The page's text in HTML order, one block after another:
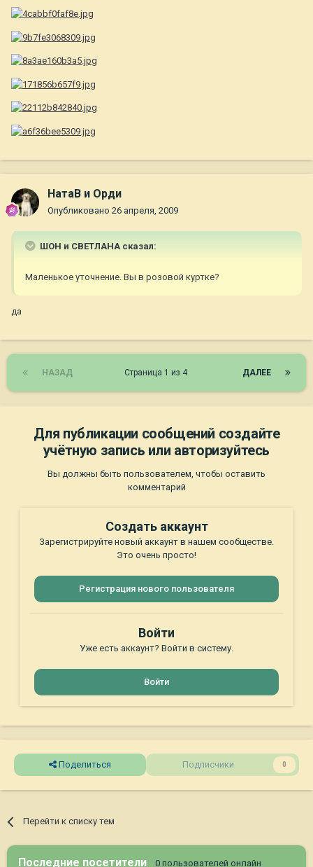
НатаВ и Орди
Опубликовано 26 апреля, 2009
ШОН и СВЕТЛАНА сказал:
Маленькое уточнение. Вы в розовой куртке?
да
НАЗАД ДАЛЕЕ
Страница 1 из 4
Для публикации сообщений создайте
учётную запись или авторизуйтесь
Вы должны быть пользователем, чтобы оставить
комментарий
Создать аккаунт
Зарегистрируйте новый аккаунт в нашем сообществе.
Это очень просто!
Регистрация нового пользователя
Войти
Уже есть аккаунт? Войти в систему.
Войти
Поделиться Подписчики 0
Перейти к списку тем
Последние посетители 0 пользователей онлайн